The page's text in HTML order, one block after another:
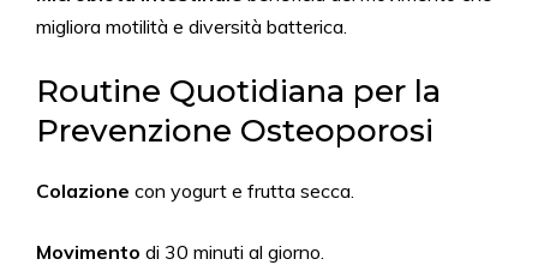
migliora motilità e diversità batterica.
Routine Quotidiana per la
Prevenzione Osteoporosi
Colazione con yogurt e frutta secca.
Movimento di 30 minuti al giorno.